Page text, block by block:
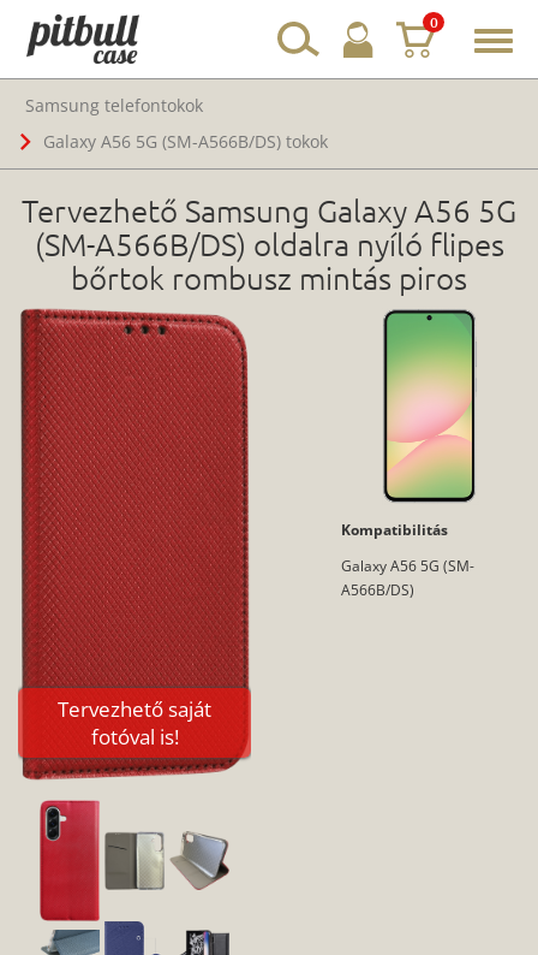
0
Samsung telefontokok
Galaxy A56 5G (SM-A566B/DS) tokok
Tervezhető Samsung Galaxy A56 5G
(SM-A566B/DS) oldalra nyíló flipes
bőrtok rombusz mintás piros
Tervezhető saját
fotóval is!
Kompatibilitás
Galaxy A56 5G (SM-
A566B/DS)